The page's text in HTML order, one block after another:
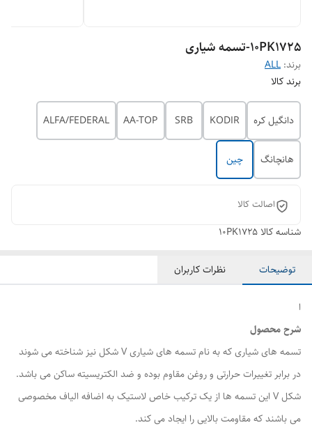
10PK1725-تسمه شیاری
برند: ALL
برند کالا
دانگیل کره KODIR
SRB
AA-TOP
ALFA/FEDERAL
هانچانگ چین
اصالت کالا
شناسه کالا 10PK1725
توضیحات نظرات کاربران
ا
شرح محصول
تسمه های شیاری که به نام تسمه های شیاری V شکل نیز شناخته می شوند
در برابر تغییرات حرارتی و روغن مقاوم بوده و ضد الکتریسیته ساکن می باشد.
شکل V این تسمه ها از یک ترکیب خاص لاستیک به اضافه الیاف مخصوصی
می باشند که مقاومت بالایی را ایجاد می کند.